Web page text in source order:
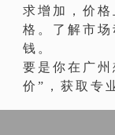
求增加，价
格。了解市
钱。
要是你在广
价”，获取专